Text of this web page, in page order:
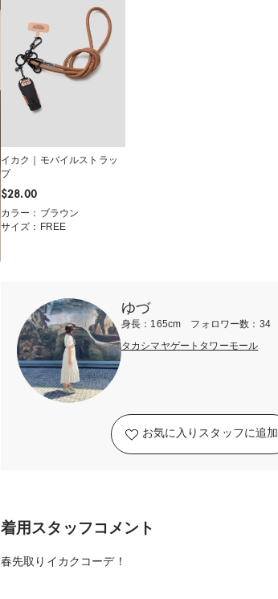
イカク｜モバイルストラッ
プ
$‌28.00
カラー：ブラウン
サイズ：FREE
ゆづ
身長：165cm フォロワー数：34
タカシマヤゲートタワーモール
お気に入りスタッフに追加
着用スタッフコメント
春先取りイカクコーデ！